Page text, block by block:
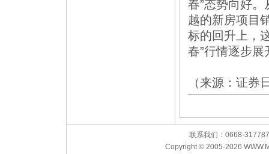
春”态势向好
越的新房项目
标的回升上，
春”行情逐步
（来源：证券
联系我们：0668-
Copyright © 2005-2026